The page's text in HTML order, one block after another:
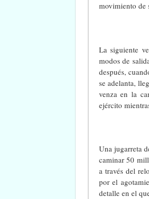
movimiento de
La siguiente
modos de
después,
se adelanta,
venza en la
ejército
Una jugarreta
caminar 50
a través del
por el
detalle en el